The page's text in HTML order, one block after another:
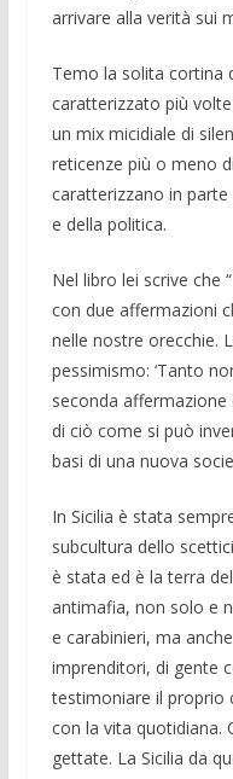
arrivare alla verità sui
Temo la solita cortina
caratterizzato più
un mix micidiale di
reticenze più o meno
caratterizzano in
e della politica.
Nel libro lei scrive che
con due affermazioni
nelle nostre orecchie.
pessimismo: ‘Tanto
seconda affermazione
di ciò come si può
basi di una nuova
In Sicilia è stata
subcultura dello
è stata ed è la terra
antimafia, non solo e
e carabinieri, ma
imprenditori, di gente
testimoniare il proprio
con la vita quotidiana.
gettate. La Sicilia da